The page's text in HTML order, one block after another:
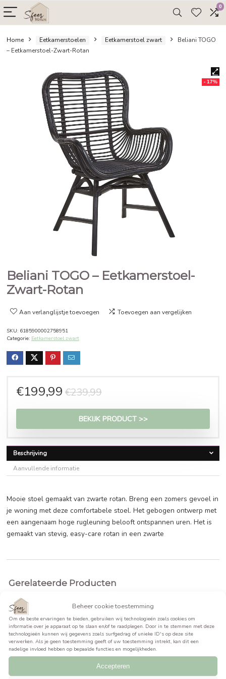
Home Eetkamerstoelen
Zwart-Rotan
Aan verlanglijstje toevoegen
SKU:6185900002758951
Categorie: Eetkamerstoel zwart
€239,99Oorspronkelijke
prijs
€239,99.
€199,99 Huidige
prijs
€199,99.
Beschrijving
Mooie stoel gemaakt van zwarte rotan. Breng een zomers
je woning met deze comfortabele stoel. Het gebogen
een aangenaam hoge rugleuning belooft ontspannen
gemaakt van stevig, easy-care rotan in een zwarte